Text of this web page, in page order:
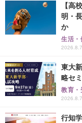
【高
明・
か
生活・
東大
略セ
教育・
行知